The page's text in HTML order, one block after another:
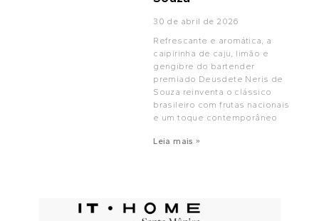
30 de abril de 2026
Refrescante e aromática, a
caipirinha de caju, limão e
gengibre do bartender
premiado Deusdete Neris de
Souza reinventa o clássico
brasileiro com frutas nacionais
e um toque contemporâneo
Leia mais »